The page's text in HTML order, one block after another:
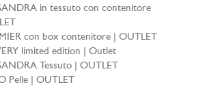
in tessuto con contenitore
con box contenitore | OUTLET
limited edition | Outlet
Tessuto | OUTLET
Pelle | OUTLET